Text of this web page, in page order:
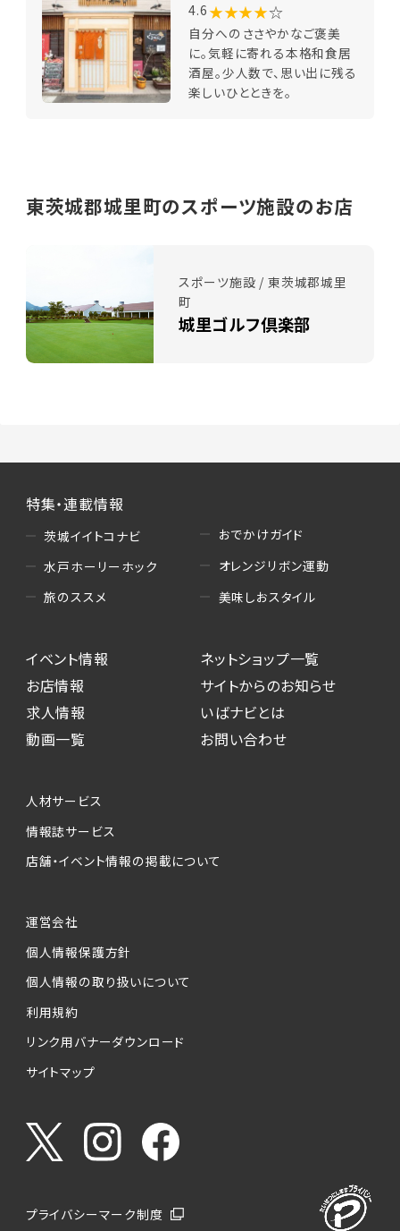
4.6 ★★★★☆
自分へのささやかなご褒美
に。気軽に寄れる本格和食居
酒屋。少人数で、思い出に残る
楽しいひとときを。
東茨城郡城里町のスポーツ施設のお店
スポーツ施設 / 東茨城郡城里
町
城里ゴルフ倶楽部
特集・連載情報
茨城イイトコナビ
水戸ホーリーホック
旅のススメ
おでかけガイド
オレンジリボン運動
美味しおスタイル
イベント情報
お店情報
求人情報
動画一覧
ネットショップ一覧
サイトからのお知らせ
いばナビとは
お問い合わせ
人材サービス
情報誌サービス
店舗・イベント情報の掲載について
運営会社
個人情報保護方針
個人情報の取り扱いについて
利用規約
リンク用バナーダウンロード
サイトマップ
プライバシーマーク制度